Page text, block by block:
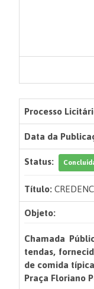
Processo
Data da
Status:
Título:
Objeto:
Chamada
tendas,
de comida
Praça Floriano